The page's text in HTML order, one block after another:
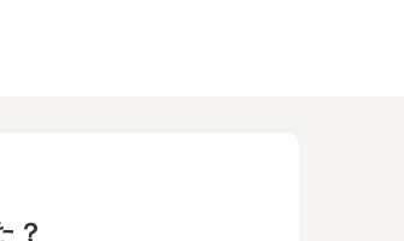
？